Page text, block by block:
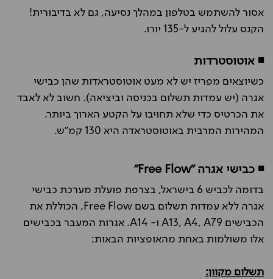
אסור להשתמש בטלפון במהלך נסיעה, גם לא בדיבורית!
הקנס עלול להגיע ל-135 יורו.
◾ אוטוסטרדות
כשיוצאים מפריז יש לא מעט אוטוסטראדות שהן כבישי
אגרה (יש עמדות תשלום בכניסה וביציאה). חשוב לא לאבד
את הכרטיס כדי שלא תחויבו על הקטע הארוך ביותר.
המהירות המרבית באוטוסטראדה היא 130 קמ"ש.
◾ כבישי אגרה "Free Flow"
בדומה לכביש 6 בישראל, בצרפת פועלת מערכת כבישי
אגרה ללא עמדות תשלום בשם Free Flow, הכוללת את
הכבישים A13, A4, A79 ו- A14. אגרות המעבר בכבישים
אלו משולמות באחת מהאופציות הבאות:
תשלום מקוון: